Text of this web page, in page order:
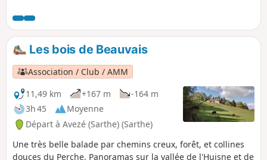
véritable grenier à foin, qui ont comblé des générations
d'éleveurs.
Les bois de Beauvais
Association / Club / AMM
11,49 km
+167 m
-164 m
3h 45
Moyenne
Départ à Avezé (Sarthe) (Sarthe)
Une très belle balade par chemins creux, forêt, et collines
douces du Perche. Panoramas sur la vallée de l'Huisne et de